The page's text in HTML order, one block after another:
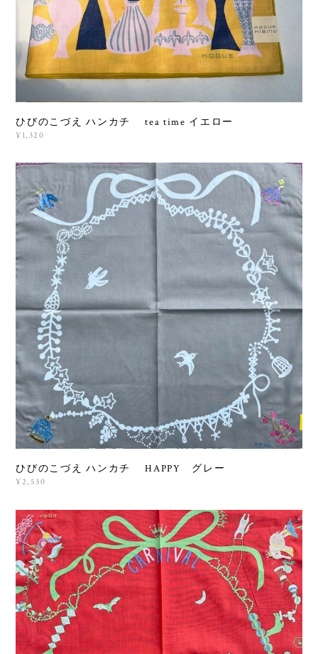
ひびのこづえ ハンカチ tea time イエロー
¥1,320
ひびのこづえ ハンカチ HAPPY グレー
¥2,530